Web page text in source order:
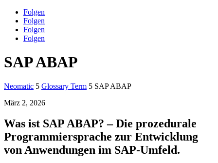
Folgen
Folgen
Folgen
Folgen
SAP ABAP
Neomatic 5 Glossary Term 5 SAP ABAP
März 2, 2026
Was ist SAP ABAP? – Die prozedurale
Programmiersprache zur Entwicklung
von Anwendungen im SAP-Umfeld.